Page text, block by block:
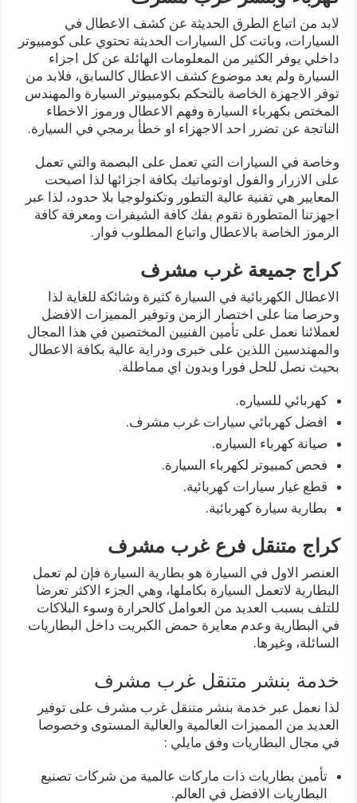
لابد من اتباع الطرق الحديثة عن كشف الاعطال في
السيارات، وباتت كل السيارات الحديثة تحتوي على كومبيوتر
داخلي يوفر الكثير من المعلومات الهائلة عن كل اجزاء
السيارة ولم يعد موضوع كشف الاعطال كالسابق، فلابد من
توفر الاجهزة الخاصة بالتحكم بكومبيوتر السيارة والمهندس
المختص بكهرباء السيارة وفهم الاعطال ورموز الاخطاء
الناتجة عن تضرر احد الاجهزاء او خطأ برمجي في السيارة.
وخاصة في السيارات التي تعمل على البصمة والتي تعمل
على الازرار والفول اوتوماتيك بكافة اجزائها لذا اصبحت
المعايير هي تقنية عالية التطور وتكنولوجيا بلا حدود، لذا عبر
اجهزتنا المتطورة نقوم بفك كافة الشيفرات ومعرفة كافة
الرموز الخاصة بالاعطال واتباع المطلوب فوار.
كراج جميعة غرب مشرف
الاعطال الكهربائية في السيارة كثيرة وشائكة للغاية لذا
وحرصا منا على اختصار الزمن وتوفير المميزات الافضل
لعملائنا نعمل على تأمين الفنيين المختصين في هذا المجال
والمهندسين اللذين على خبرى ودراية عالية بكافة الاعطال
بحيث نصل للحل فورا وبدون اي مماطلة.
كهربائي للسياره.
افضل كهربائي سيارات غرب مشرف.
صيانة كهرباء السياره.
فحص كمبيوتر لكهرباء السيارة.
قطع غيار سيارات كهربائية.
بطارية سيارة كهربائية.
كراج متنقل فرع غرب مشرف
العنصر الاول في السيارة هو بطارية السيارة فإن لم تعمل
البطارية لاتعمل السيارة بكاملها، وهي الجزء الاكثر تعرضا
للتلف بسبب العديد من العوامل كالحرارة وسوء البلاكات
في البطارية وعدم معايرة حمض الكبريت داخل البطاريات
السائلة، وغيرها.
خدمة بنشر متنقل غرب مشرف
لذا نعمل عبر خدمة بنشر متنقل غرب مشرف على توفير
العديد من المميزات العالمية والعالية المستوى وخصوصا
في مجال البطاريات وفق مايلي :
تأمين بطاريات ذات ماركات عالمية من شركات تصنيع
البطاريات الافضل في العالم.